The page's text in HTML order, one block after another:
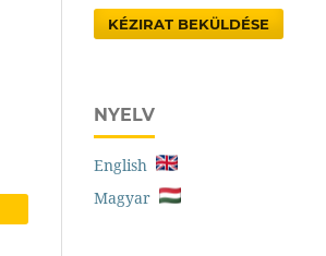
KÉZIRAT BEKÜLDÉSE
NYELV
English
Magyar